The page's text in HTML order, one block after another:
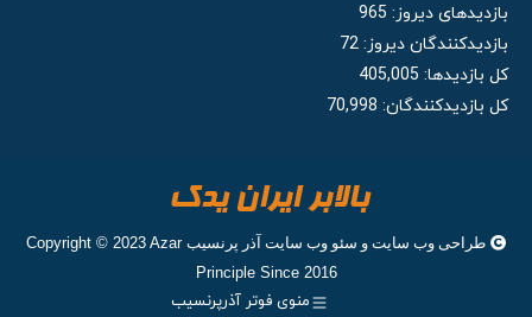
بازدیدهای دیروز: 965
بازدیدکنندگان دیروز: 72
کل بازدیدها: 405,005
کل بازدیدکنند‌گان: 70,998
طراحی وب سایت و سئو وب سایت آذر پرنسیب Copyright © 2023 Azar
Principle Since 2016
منوی فوتر آذرپرنسیب